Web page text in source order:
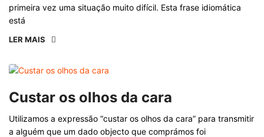
primeira vez uma situação muito difícil. Esta frase idiomática
está
LER MAIS
Custar os olhos da cara
Utilizamos a expressão “custar os olhos da cara” para transmitir
a alguém que um dado objecto que comprámos foi